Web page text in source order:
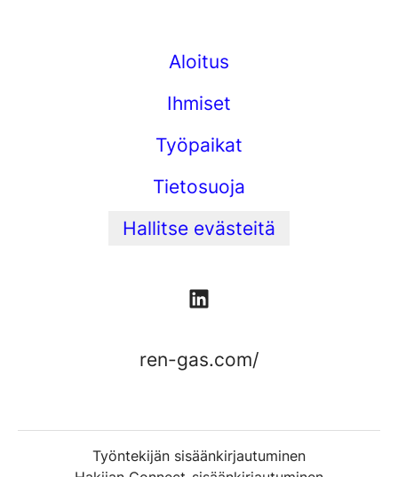
Aloitus
Ihmiset
Työpaikat
Tietosuoja
Hallitse evästeitä
ren-gas.com/
Työntekijän sisäänkirjautuminen